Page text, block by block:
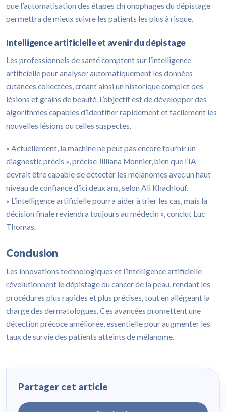
que l’automatisation des étapes chronophages du dépistage
permettra de mieux suivre les patients les plus à risque.
Intelligence artificielle et avenir du dépistage
Les professionnels de santé comptent sur l’intelligence
artificielle pour analyser automatiquement les données
cutanées collectées, créant ainsi un historique complet des
lésions et grains de beauté. L’objectif est de développer des
algorithmes capables d’identifier rapidement et facilement les
nouvelles lésions ou celles suspectes.
« Actuellement, la machine ne peut pas encore fournir un
diagnostic précis », précise Jilliana Monnier, bien que l’IA
devrait être capable de détecter les mélanomes avec un haut
niveau de confiance d’ici deux ans, selon Ali Khachlouf.
« L’intelligence artificielle pourra aider à trier les cas, mais la
décision finale reviendra toujours au médecin », conclut Luc
Thomas.
Conclusion
Les innovations technologiques et l’intelligence artificielle
révolutionnent le dépistage du cancer de la peau, rendant les
procédures plus rapides et plus précises, tout en allégeant la
charge des dermatologues. Ces avancées promettent une
détection précoce améliorée, essentielle pour augmenter les
taux de survie des patients atteints de mélanome.
Partager cet article